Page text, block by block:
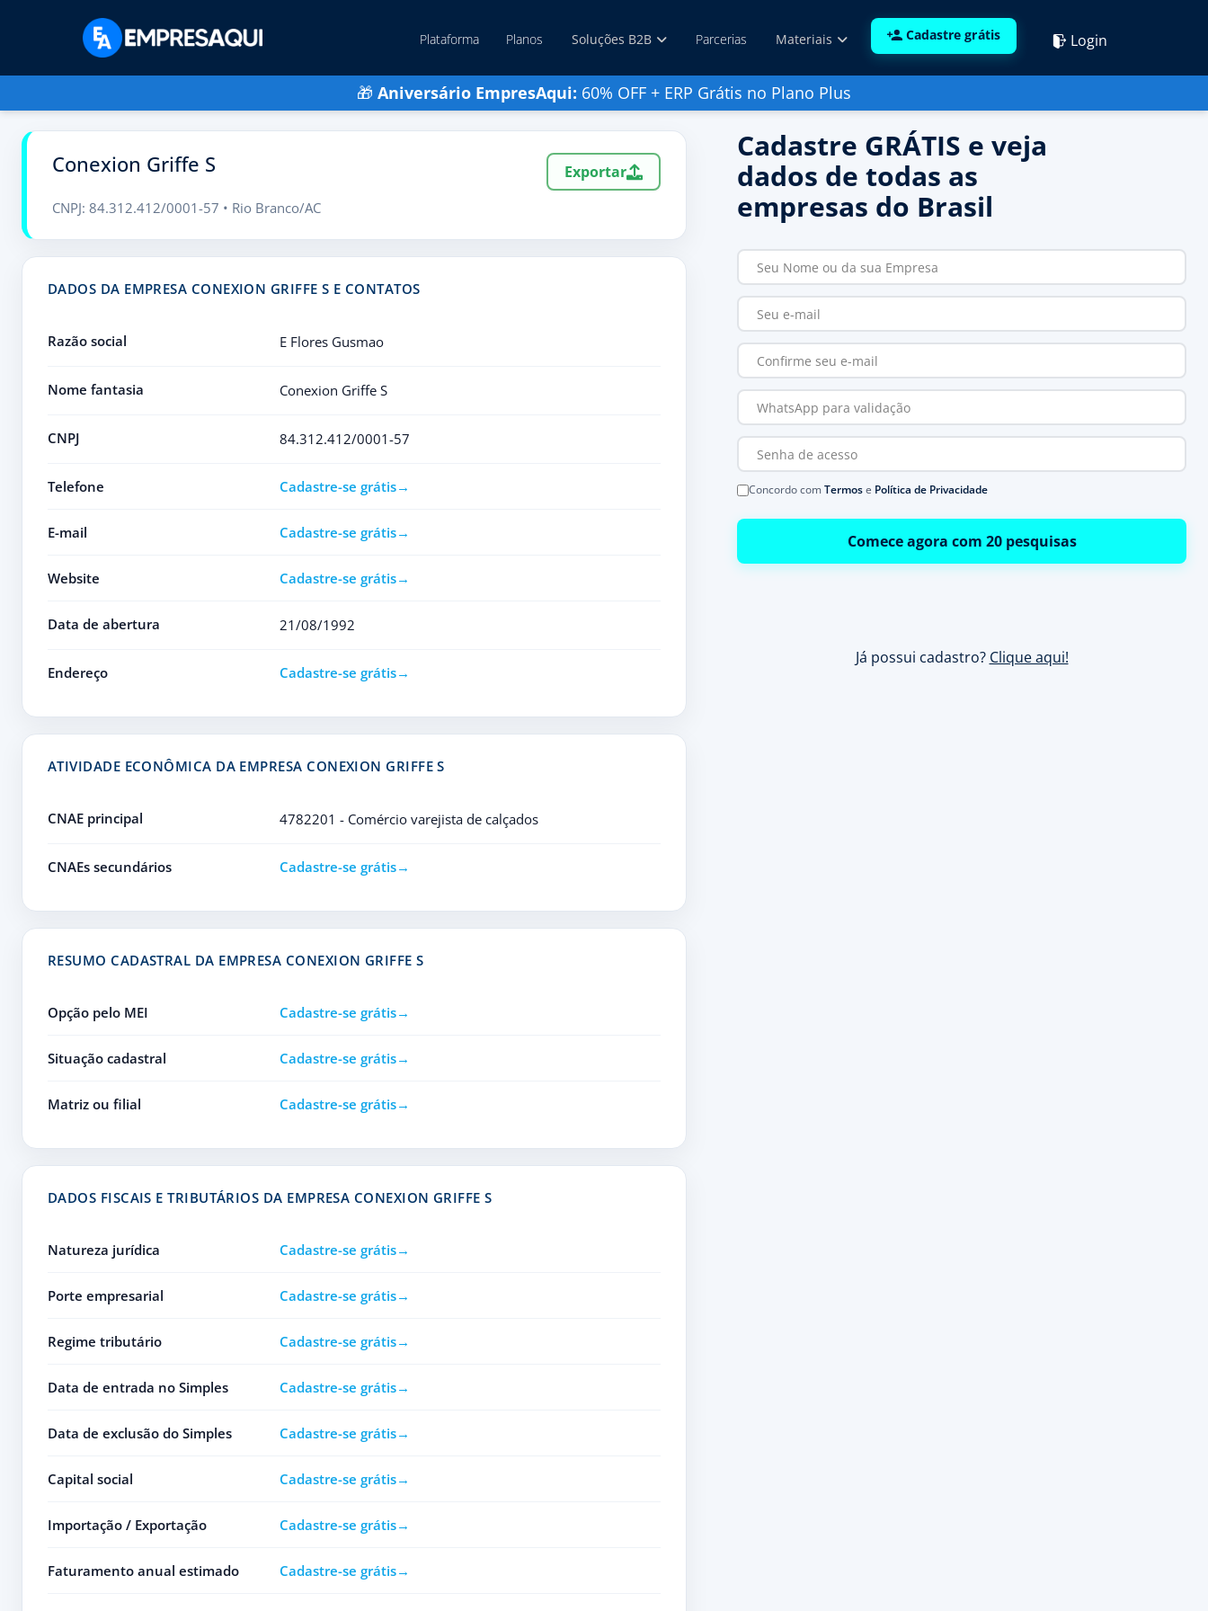
Plataforma Planos Soluções B2B Parcerias Materiais Cadastre grátis Login
🎁 Aniversário EmpresAqui: 60% OFF + ERP Grátis no Plano Plus
Conexion Griffe S Exportar
CNPJ: 84.312.412/0001-57 • Rio Branco/AC
DADOS DA EMPRESA CONEXION GRIFFE S E CONTATOS
Razão social E Flores Gusmao
Nome fantasia Conexion Griffe S
CNPJ 84.312.412/0001-57
Telefone Cadastre-se grátis
E-mail Cadastre-se grátis
Website Cadastre-se grátis
Data de abertura 21/08/1992
Endereço Cadastre-se grátis
ATIVIDADE ECONÔMICA DA EMPRESA CONEXION GRIFFE S
CNAE principal 4782201 - Comércio varejista de calçados
CNAEs secundários Cadastre-se grátis
RESUMO CADASTRAL DA EMPRESA CONEXION GRIFFE S
Opção pelo MEI Cadastre-se grátis
Situação cadastral Cadastre-se grátis
Matriz ou filial Cadastre-se grátis
DADOS FISCAIS E TRIBUTÁRIOS DA EMPRESA CONEXION GRIFFE S
Natureza jurídica Cadastre-se grátis
Porte empresarial Cadastre-se grátis
Regime tributário Cadastre-se grátis
Data de entrada no Simples Cadastre-se grátis
Data de exclusão do Simples Cadastre-se grátis
Capital social Cadastre-se grátis
Importação / Exportação Cadastre-se grátis
Faturamento anual estimado Cadastre-se grátis
Cadastre GRÁTIS e veja
dados de todas as
empresas do Brasil
Concordo comTermose Política de Privacidade
Comece agora com 20 pesquisas
Já possui cadastro? Clique aqui!